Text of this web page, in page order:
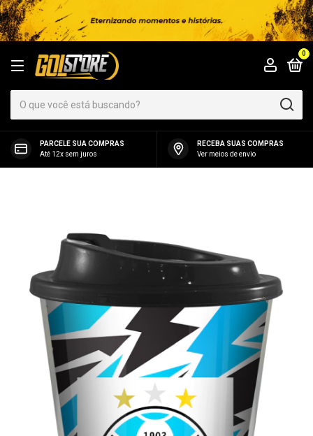
0
PARCELE SUA COMPRAS
Até 12x sem juros
RECEBA SUAS COMPRAS
Ver meios de envio